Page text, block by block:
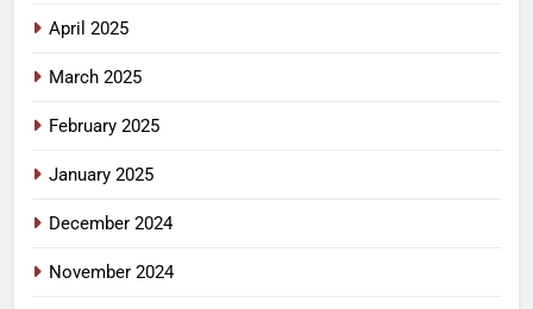
April 2025
March 2025
February 2025
January 2025
December 2024
November 2024